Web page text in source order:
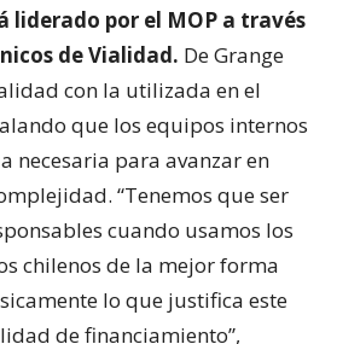
liderado por el MOP a través
de Vialidad. De Grange
con la utilizada en el
que los equipos internos
necesaria para avanzar en
“Tenemos que ser
cuando usamos los
chilenos de la mejor forma
lo que justifica este
de financiamiento”,